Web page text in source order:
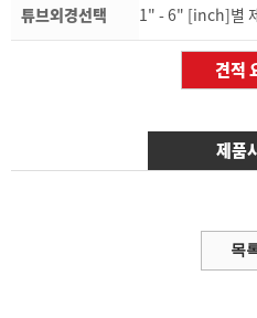
튜브외경선택 1" - 6" [inch]별
제품